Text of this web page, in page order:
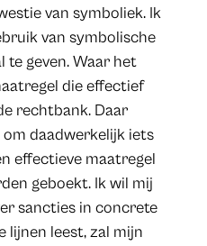
van symboliek. Ik
van symbolische
te geven. Waar het
die effectief
rechtbank. Daar
daadwerkelijk iets
effectieve maatregel
geboekt. Ik wil mij
sancties in concrete
lijnen leest, zal mijn